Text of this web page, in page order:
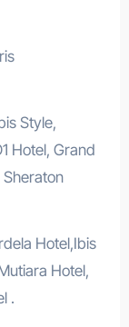
Style,
Hotel, Grand
Sheraton
Hotel,Ibis
Hotel,
.